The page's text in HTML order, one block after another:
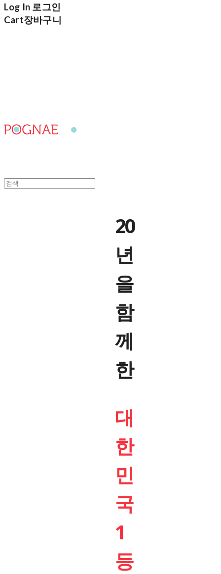
Log In 로그인
Cart장바구니
20
년
을
함
께
한
대
한
민
국
1
등